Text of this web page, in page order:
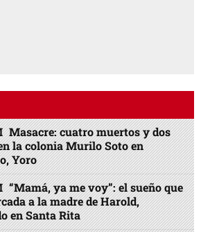
Masacre: cuatro muertos y dos
la colonia Murilo Soto en
Yoro
“Mamá, ya me voy”: el sueño que
a la madre de Harold,
en Santa Rita